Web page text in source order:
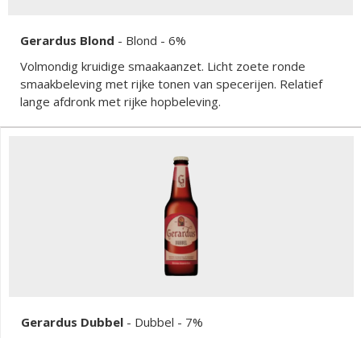
Gerardus Blond - Blond - 6%
Volmondig kruidige smaakaanzet. Licht zoete ronde
smaakbeleving met rijke tonen van specerijen. Relatief
lange afdronk met rijke hopbeleving.
Gerardus Dubbel - Dubbel - 7%